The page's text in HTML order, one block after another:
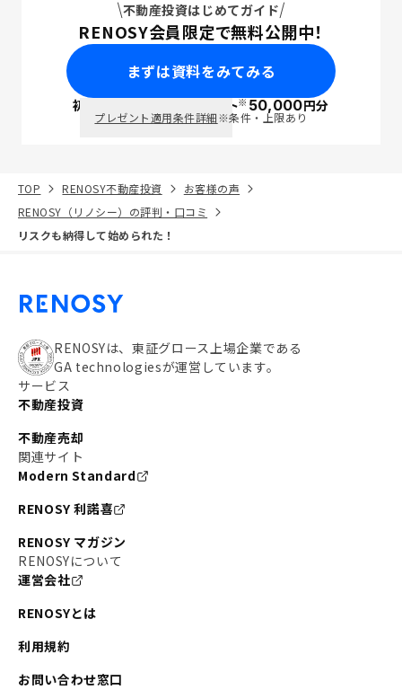
不動産投資はじめてガイド
RENOSY会員限定で無料公開中！
まずは資料をみてみる
初回面談で ポイント※50,000円分
プレゼント適用条件詳細※条件・上限あり
TOP RENOSY不動産投資
お客様の声
RENOSY（リノシー）の評判・口コミ
リスクも納得して始められた！
RENOSYは、東証グロース上場企業である
GA technologiesが運営しています。
サービス
不動産投資
不動産売却
関連サイト
Modern Standard
RENOSY 利諾喜
RENOSY マガジン
RENOSYについて
運営会社
RENOSYとは
利用規約
お問い合わせ窓口